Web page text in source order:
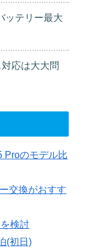
ッテリー最大
応は大大問
Proのモデル比
交換がおすす
検討
(初日)